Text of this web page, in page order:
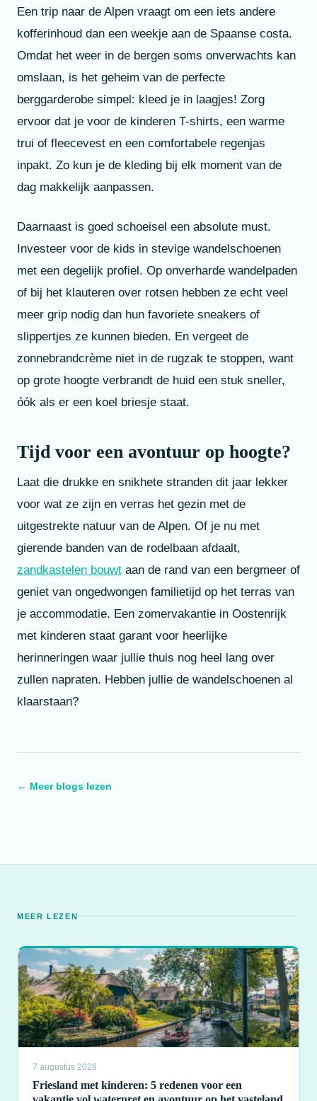
Een trip naar de Alpen vraagt om een iets andere
kofferinhoud dan een weekje aan de Spaanse costa.
Omdat het weer in de bergen soms onverwachts kan
omslaan, is het geheim van de perfecte
berggarderobe simpel: kleed je in laagjes! Zorg
ervoor dat je voor de kinderen T-shirts, een warme
trui of fleecevest en een comfortabele regenjas
inpakt. Zo kun je de kleding bij elk moment van de
dag makkelijk aanpassen.
Daarnaast is goed schoeisel een absolute must.
Investeer voor de kids in stevige wandelschoenen
met een degelijk profiel. Op onverharde wandelpaden
of bij het klauteren over rotsen hebben ze echt veel
meer grip nodig dan hun favoriete sneakers of
slippertjes ze kunnen bieden. En vergeet de
zonnebrandcrème niet in de rugzak te stoppen, want
op grote hoogte verbrandt de huid een stuk sneller,
óók als er een koel briesje staat.
Tijd voor een avontuur op hoogte?
Laat die drukke en snikhete stranden dit jaar lekker
voor wat ze zijn en verras het gezin met de
uitgestrekte natuur van de Alpen. Of je nu met
gierende banden van de rodelbaan afdaalt,
zandkastelen bouwt aan de rand van een bergmeer of
geniet van ongedwongen familietijd op het terras van
je accommodatie. Een zomervakantie in Oostenrijk
met kinderen staat garant voor heerlijke
herinneringen waar jullie thuis nog heel lang over
zullen napraten. Hebben jullie de wandelschoenen al
klaarstaan?
← Meer blogs lezen
MEER LEZEN
7 augustus 2026
Friesland met kinderen: 5 redenen voor een